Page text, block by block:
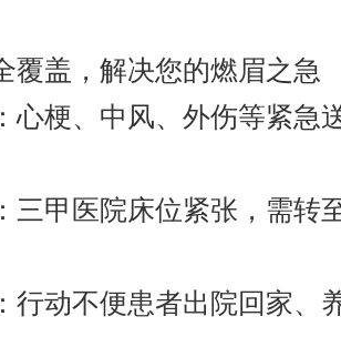
覆盖，解决您的燃眉之急
心梗、中风、外伤等紧急
三甲医院床位紧张，需转
行动不便患者出院回家、